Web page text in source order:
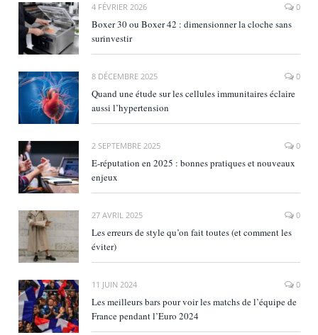
4 FÉVRIER 2026 0
Boxer 30 ou Boxer 42 : dimensionner la cloche sans
surinvestir
8 DÉCEMBRE 2025 0
Quand une étude sur les cellules immunitaires éclaire
aussi l’hypertension
2 SEPTEMBRE 2025 0
E‑réputation en 2025 : bonnes pratiques et nouveaux
enjeux
27 AVRIL 2025 0
Les erreurs de style qu’on fait toutes (et comment les
éviter)
11 JUIN 2024 0
Les meilleurs bars pour voir les matchs de l’équipe de
France pendant l’Euro 2024